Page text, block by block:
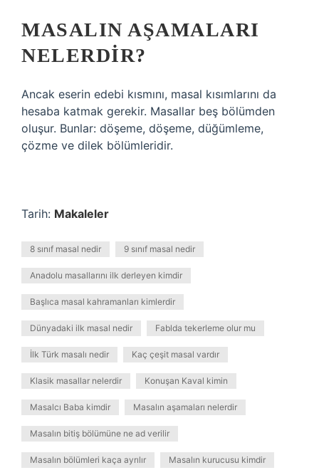
MASALIN AŞAMALARI
NELERDIR?
Ancak eserin edebi kısmını, masal kısımlarını da
hesaba katmak gerekir. Masallar beş bölümden
oluşur. Bunlar: döşeme, döşeme, düğümleme,
çözme ve dilek bölümleridir.
Tarih: Makaleler
8 sınıf masal nedir 9 sınıf masal nedir
Anadolu masallarını ilk derleyen kimdir
Başlıca masal kahramanları kimlerdir
Dünyadaki ilk masal nedir Fablda tekerleme olur mu
İlk Türk masalı nedir Kaç çeşit masal vardır
Klasik masallar nelerdir Konuşan Kaval kimin
Masalcı Baba kimdir Masalın aşamaları nelerdir
Masalın bitiş bölümüne ne ad verilir
Masalın bölümleri kaça ayrılır Masalın kurucusu kimdir